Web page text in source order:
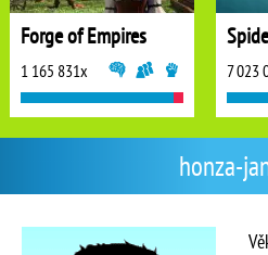
honza-
Forge of Empires
1 165 831x 7 023